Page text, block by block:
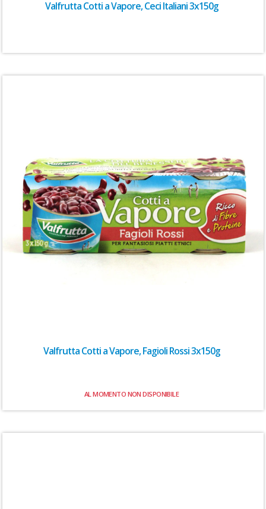
Valfrutta Cotti a Vapore, Ceci Italiani 3x150g
Valfrutta Cotti a Vapore, Fagioli Rossi 3x150g
AL MOMENTO NON DISPONIBILE